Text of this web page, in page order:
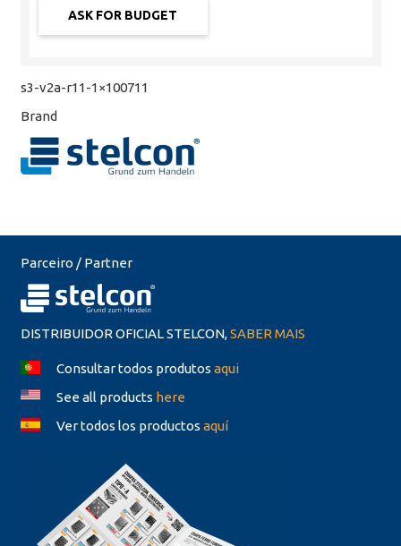
s3-v2a-r11-1×100711
Brand
Parceiro / Partner
DISTRIBUIDOR OFICIAL STELCON,SABER MAIS
Consultar todos produtos aqui
See all products here
Ver todos los productos aquí